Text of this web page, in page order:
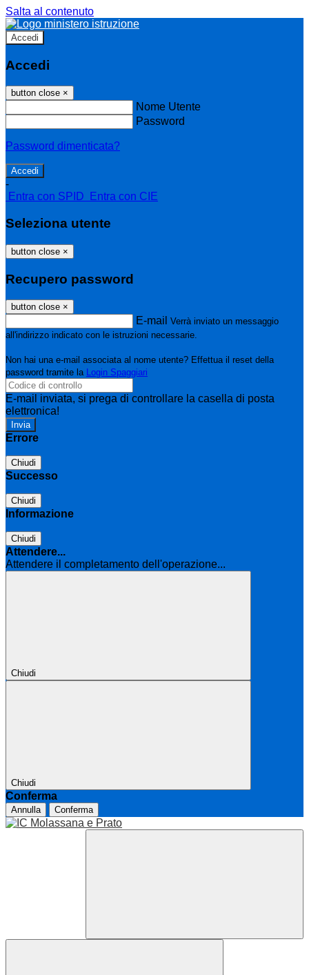
Salta al contenuto
Accedi
Accedi
button close ×
Nome Utente
Password
Password dimenticata?
-
Entra con SPID
Entra con CIE
Seleziona utente
button close ×
Recupero password
button close ×
E-mail Verrà inviato un messaggio
all'indirizzo indicato con le istruzioni necessarie.
Non hai una e-mail associata al nome utente? Effettua il reset della
password tramite la Login Spaggiari
E-mail inviata, si prega di controllare la casella di posta
elettronica!
Errore
Chiudi
Successo
Chiudi
Informazione
Chiudi
Attendere...
Attendere il completamento dell'operazione...
Chiudi
Chiudi
Conferma
Annulla Conferma